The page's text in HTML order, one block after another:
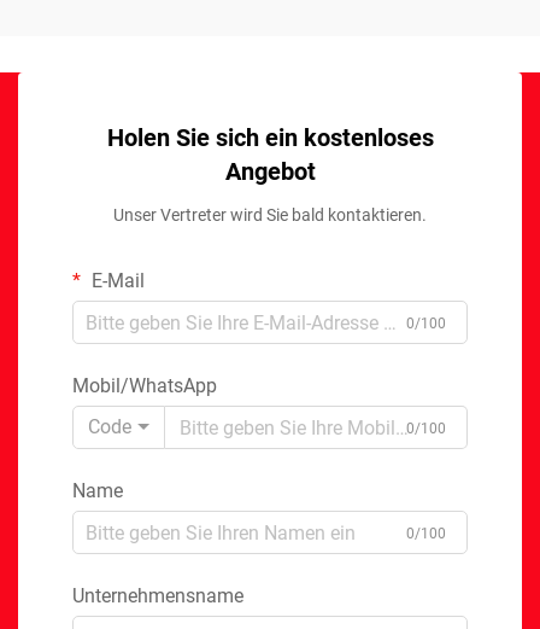
Holen Sie sich ein kostenloses
Angebot
Unser Vertreter wird Sie bald kontaktieren.
E-Mail
0/100
Mobil/WhatsApp
Code
0/100
Name
0/100
Unternehmensname